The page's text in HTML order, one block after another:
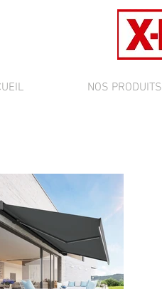
NOS PRODUITS